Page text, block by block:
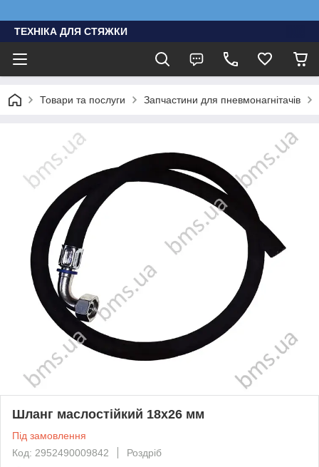
ТЕХНІКА ДЛЯ СТЯЖКИ
Товари та послуги Запчастини для пневмонагнітачів
Шланг маслостійкий 18х26 мм
Під замовлення
Код: 2952490009842
Роздріб